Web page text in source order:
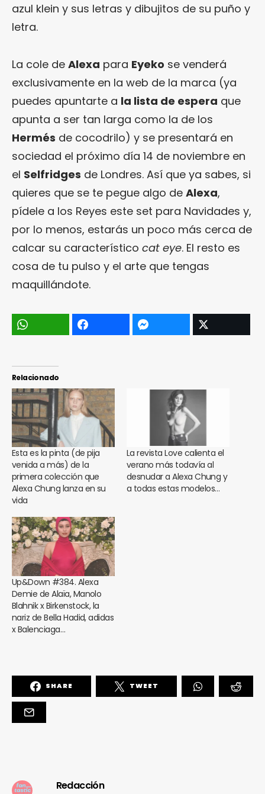
azul klein y sus letras y dibujitos de su puño y
letra.
La cole de Alexa para Eyeko se venderá
exclusivamente en la web de la marca (ya
puedes apuntarte a la lista de espera que
apunta a ser tan larga como la de los
Hermés de cocodrilo) y se presentará en
sociedad el próximo día 14 de noviembre en
el Selfridges de Londres. Así que ya sabes, si
quieres que se te pegue algo de Alexa,
pídele a los Reyes este set para Navidades y,
por lo menos, estarás un poco más cerca de
calcar su característico cat eye. El resto es
cosa de tu pulso y el arte que tengas
maquillándote.
Relacionado
Esta es la pinta (de pija
venida a más) de la
primera colección que
Alexa Chung lanza en su
vida
La revista Love calienta el
verano más todavía al
desnudar a Alexa Chung y
a todas estas modelos…
Up&Down #384. Alexa
Demie de Alaïa, Manolo
Blahnik x Birkenstock, la
nariz de Bella Hadid, adidas
x Balenciaga…
SHARE TWEET
Redacción